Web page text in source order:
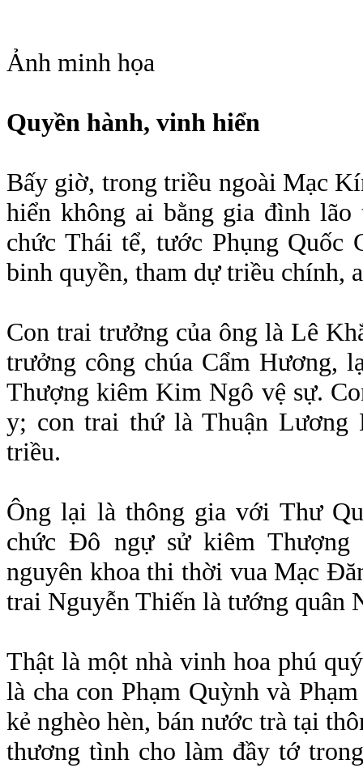
Ảnh minh họa
Quyền hành, vinh hiển
Bấy giờ, trong triều ngoài Mạc
hiển không ai bằng gia đình
chức Thái tể, tước Phụng Quốc
binh quyền, tham dự triều chính,
Con trai trưởng của ông là Lê
trưởng công chúa Cẩm Hương,
Thượng kiêm Kim Ngô vệ sự.
y; con trai thứ là Thuận Lương
triều.
Ông lại là thông gia với Thư
chức Đô ngự sử kiêm
nguyên khoa thi thời vua Mạc
trai Nguyễn Thiến là tướng quân
Thật là một nhà vinh hoa phú
là cha con Phạm Quỳnh và
kẻ nghèo hèn, bán nước trà tại
thương tình cho làm đầy tớ